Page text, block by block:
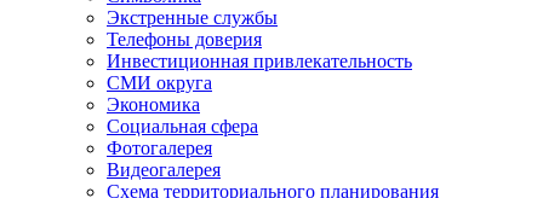
Экстренные службы
Телефоны доверия
Инвестиционная привлекательность
СМИ округа
Экономика
Социальная сфера
Фотогалерея
Видеогалерея
Схема территориального планирования